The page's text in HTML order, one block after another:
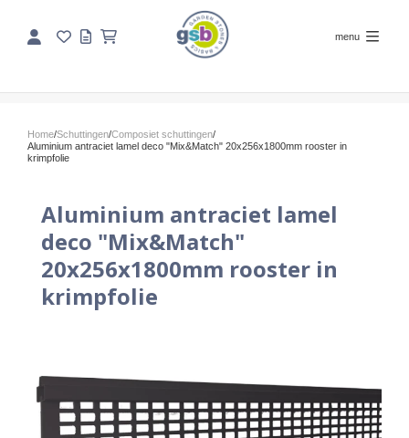
menu
Home/Schuttingen/Composiet schuttingen/
Aluminium antraciet lamel deco "Mix&Match" 20x256x1800mm rooster in
krimpfolie
Aluminium antraciet lamel
deco "Mix&Match"
20x256x1800mm rooster in
krimpfolie